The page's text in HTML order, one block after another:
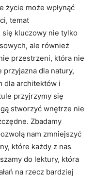
życie może wpłynąć
temat
kluczowy nie tylko
ale również
przestrzeni, która nie
dla natury,
dla architektów i
przyjrzymy się
stworzyć wnętrze nie
Zbadamy
nam zmniejszyć
które każdy z nas
do lektury, która
na rzecz bardziej